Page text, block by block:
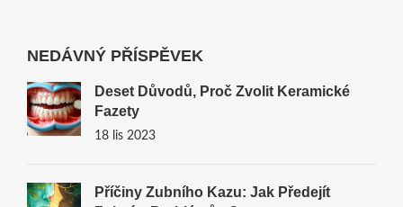
NEDÁVNÝ PŘÍSPĚVEK
Deset Důvodů, Proč Zvolit Keramické
Fazety
18 lis 2023
Příčiny Zubního Kazu: Jak Předejít